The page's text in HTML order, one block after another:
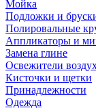
Мойка
Подложки и
Полировальные
Аппликаторы и
Замена глине
Освежители
Кисточки и щетки
Принадлежности
Одежда